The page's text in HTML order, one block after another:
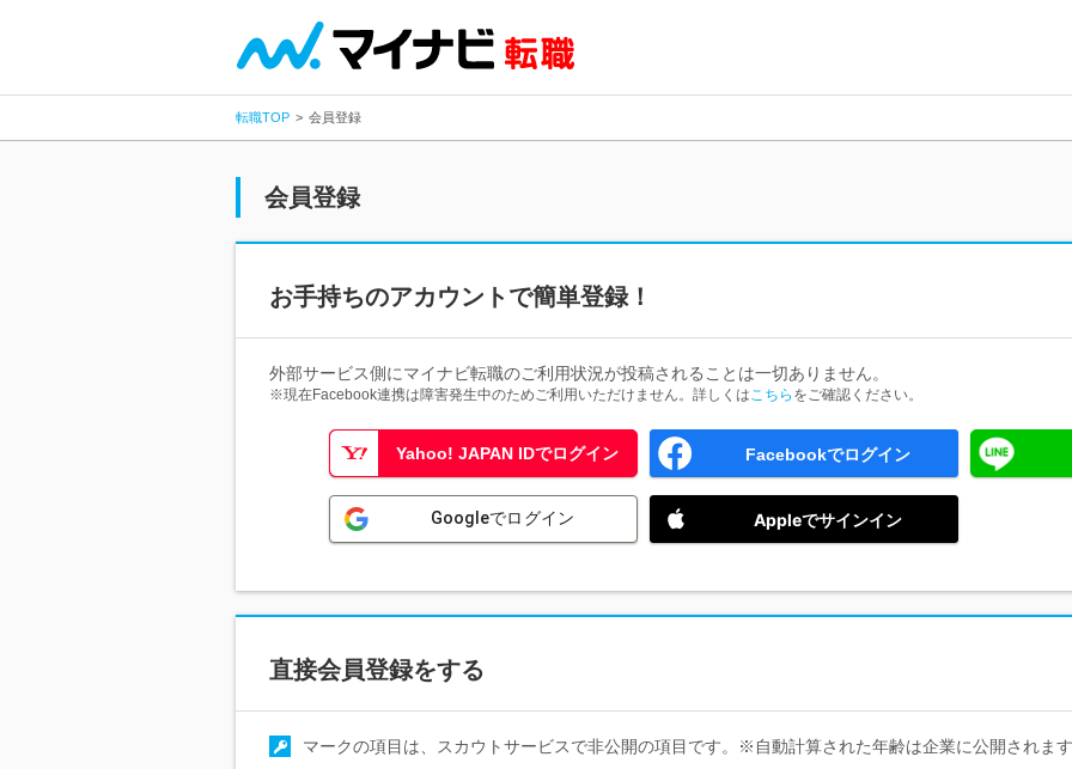
転職TOP 会員登録
会員登録
お手持ちのアカウントで簡単登録！
外部サービス側にマイナビ転職のご利用状況が投稿されることは一切ありません。
※現在Facebook連携は障害発生中のためご利用いただけません。詳しくはこちら をご確認ください。
Yahoo! JAPAN IDでログイン Facebookでログイン
Googleでログイン Appleでサインイン
直接会員登録をする
マークの項目は、スカウトサービスで非公開の項目です。※自動計算された年齢は企業に公開されま